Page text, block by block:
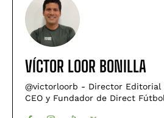
VÍCTOR LOOR BONILLA
@victorloorb - Director
CEO y Fundador de Direct Fútbol